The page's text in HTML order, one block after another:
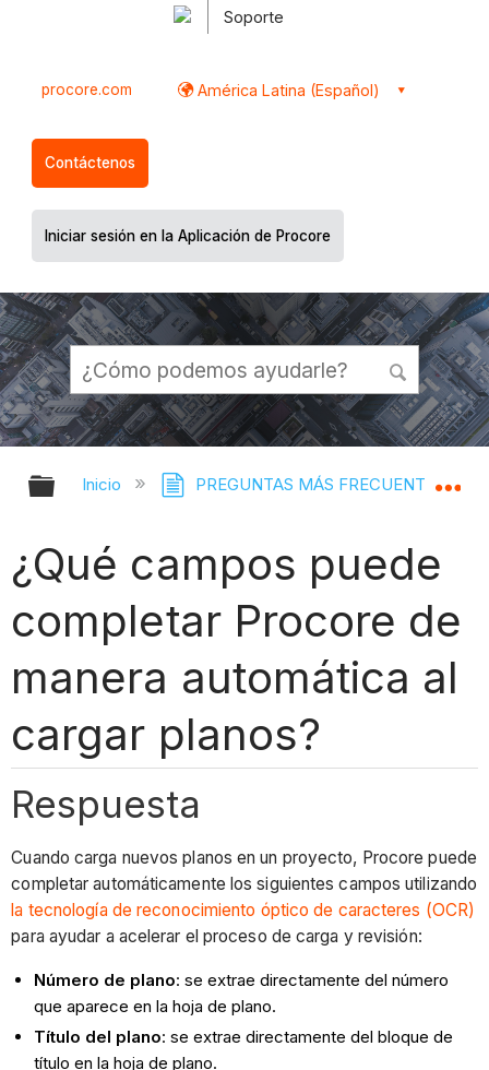
Soporte
procore.com América Latina (Español)
Contáctenos
Iniciar sesión en la Aplicación de Procore
Expandir/contraer jerarquía global
Inicio PREGUNTAS MÁS FRECUENTES
¿Qué campos puede
completar Procore de
manera automática al
cargar planos?
Respuesta
Cuando carga nuevos planos en un proyecto, Procore puede
completar automáticamente los siguientes campos utilizando
la tecnología de reconocimiento óptico de caracteres (OCR)
para ayudar a acelerar el proceso de carga y revisión:
Número de plano: se extrae directamente del número
que aparece en la hoja de plano.
Título del plano: se extrae directamente del bloque de
título en la hoja de plano.